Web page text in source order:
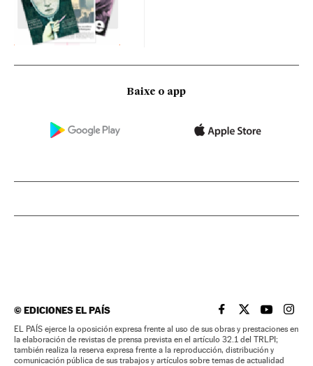
Baixe o app
©EDICIONES EL PAÍS EL PAÍS BRASIL EN
EL PAÍSEL PAÍS
EL
EL PAÍS ejerce la oposición expresa frente al uso de sus obras y prestaciones en
la elaboración de revistas de prensa prevista en el artículo 32.1 del TRLPI;
también realiza la reserva expresa frente a la reproducción, distribución y
comunicación pública de sus trabajos y artículos sobre temas de actualidad